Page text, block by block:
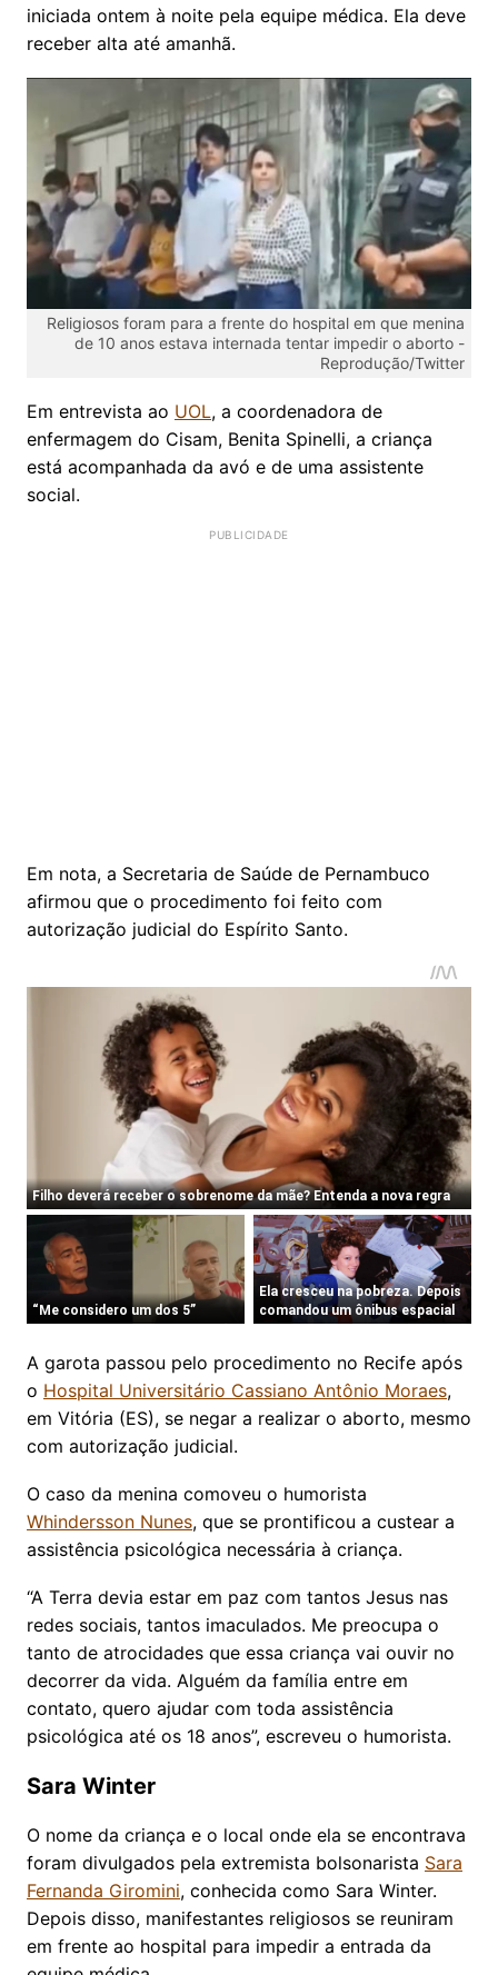
iniciada ontem à noite pela equipe médica. Ela deve
receber alta até amanhã.
Religiosos foram para a frente do hospital em que menina
de 10 anos estava internada tentar impedir o aborto -
Reprodução/Twitter
Em entrevista ao UOL, a coordenadora de
enfermagem do Cisam, Benita Spinelli, a criança
está acompanhada da avó e de uma assistente
social.
Em nota, a Secretaria de Saúde de Pernambuco
afirmou que o procedimento foi feito com
autorização judicial do Espírito Santo.
A garota passou pelo procedimento no Recife após
o Hospital Universitário Cassiano Antônio Moraes,
em Vitória (ES), se negar a realizar o aborto, mesmo
com autorização judicial.
O caso da menina comoveu o humorista
Whindersson Nunes, que se prontificou a custear a
assistência psicológica necessária à criança.
“A Terra devia estar em paz com tantos Jesus nas
redes sociais, tantos imaculados. Me preocupa o
tanto de atrocidades que essa criança vai ouvir no
decorrer da vida. Alguém da família entre em
contato, quero ajudar com toda assistência
psicológica até os 18 anos”, escreveu o humorista.
Sara Winter
O nome da criança e o local onde ela se encontrava
foram divulgados pela extremista bolsonarista Sara
Fernanda Giromini, conhecida como Sara Winter.
Depois disso, manifestantes religiosos se reuniram
em frente ao hospital para impedir a entrada da